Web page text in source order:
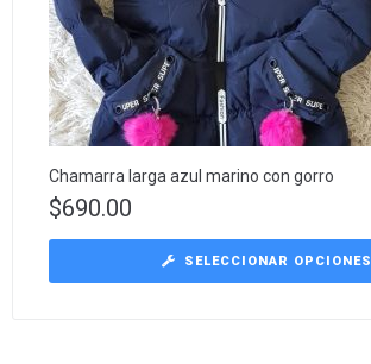
Chamarra larga azul marino con gorro
$690.00
SELECCIONAR OPCIONES